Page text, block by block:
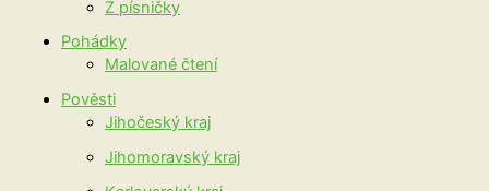
Z písničky
Pohádky
Malované čtení
Pověsti
Jihočeský kraj
Jihomoravský kraj